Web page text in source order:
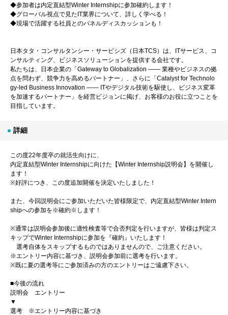
◆参加者は内定直結型Winter Internshipに参加確約します！
◆グローバル視点で見たIT業界について、詳しく学べる！
◆現場で活躍する社員とのパネルディスカッションも！
日本タタ・コンサルタンシー・サービシズ（日本TCS）は、ITサービス、コ
ンサルティング、ビジネスソリューションを提供する会社です。
私たちは、日本企業の「Gateway to Globalization ―― 業種やビジネスの拠
点を問わず、競争力を高めるパートナー」、さらに「Catalyst for Technolo
gy-led Business Innovation ―― ITやデジタル技術を駆使し、ビジネス変革
を加速するパートナー」を経営ビジョンに掲げ、お客様のお役に立つことを
目指しています。
詳細
この度22年度卒の就活生向けに、
内定直結型Winter Internshipに向けた【Winter Internship説明会】を開催し
ます！
※好評につき、この度追加開催を決定いたしました！
また、今回説明会にご参加いただいた皆様限定で、内定直結型Winter Intern
shipへの参加を※確約※します！
※通常は説明会参加後に適性検査等で合否判定を行いますが、皆様は判定ス
キップでWinter Internshipに参加を『確約』いたします！
選考自体をスキップするものではありませんので、ご注意ください。
※エントリー内容に基づき、説明会参加前に選考を行います。
※既に夏の選考等にご参加済みの方のエントリーはご遠慮下さい。
■今後の流れ
説明会 エントリー
▼
選考 ※エントリー内容に基づき